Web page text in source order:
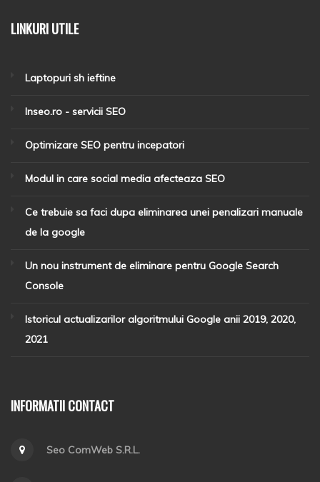
LINKURI UTILE
Laptopuri sh ieftine
Inseo.ro - servicii SEO
Optimizare SEO pentru incepatori
Modul in care social media afecteaza SEO
Ce trebuie sa faci dupa eliminarea unei penalizari manuale
de la google
Un nou instrument de eliminare pentru Google Search
Console
Istoricul actualizarilor algoritmului Google anii 2019, 2020,
2021
INFORMATII CONTACT
Seo ComWeb S.R.L.